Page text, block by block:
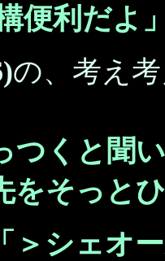
便利だよ
の、考え
つくと聞
をそっと
「＞シェオ